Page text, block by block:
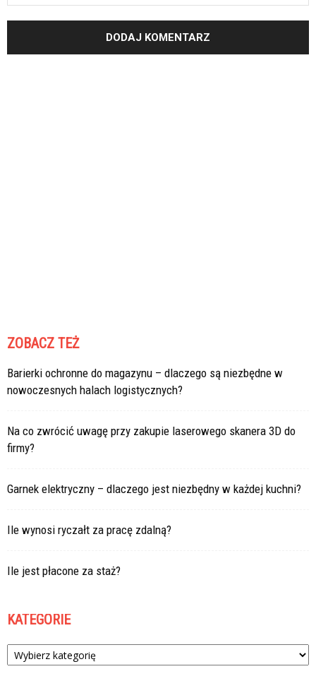
ZOBACZ TEŻ
Barierki ochronne do magazynu – dlaczego są niezbędne w
nowoczesnych halach logistycznych?
Na co zwrócić uwagę przy zakupie laserowego skanera 3D do
firmy?
Garnek elektryczny – dlaczego jest niezbędny w każdej kuchni?
Ile wynosi ryczałt za pracę zdalną?
Ile jest płacone za staż?
KATEGORIE
Kategorie